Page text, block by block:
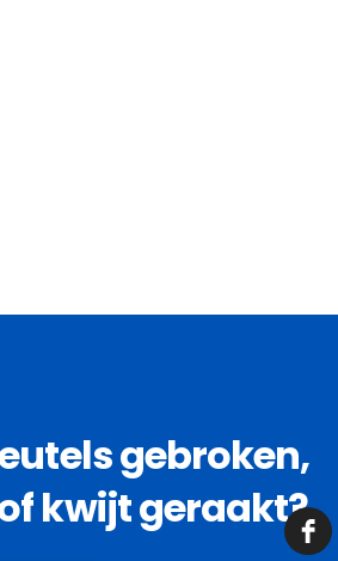
gebroken,
kwijt geraakt?